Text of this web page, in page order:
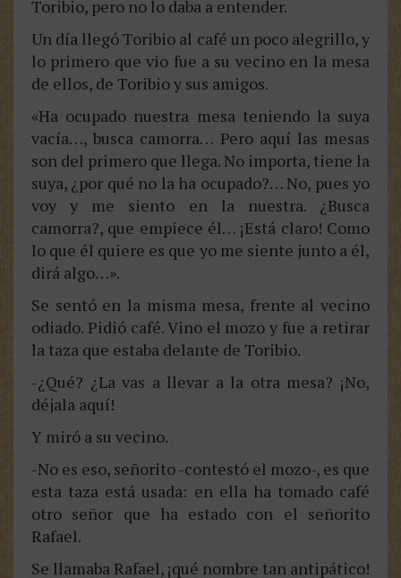
Toribio, pero no lo daba a entender.
Un día llegó Toribio al café un poco alegrillo, y
lo primero que vio fue a su vecino en la mesa
de ellos, de Toribio y sus amigos.
«Ha ocupado nuestra mesa teniendo la suya
vacía…, busca camorra… Pero aquí las mesas
son del primero que llega. No importa, tiene la
suya, ¿por qué no la ha ocupado?… No, pues yo
voy y me siento en la nuestra. ¿Busca
camorra?, que empiece él… ¡Está claro! Como
lo que él quiere es que yo me siente junto a él,
dirá algo…».
Se sentó en la misma mesa, frente al vecino
odiado. Pidió café. Vino el mozo y fue a retirar
la taza que estaba delante de Toribio.
-¿Qué? ¿La vas a llevar a la otra mesa? ¡No,
déjala aquí!
Y miró a su vecino.
-No es eso, señorito -contestó el mozo-, es que
esta taza está usada: en ella ha tomado café
otro señor que ha estado con el señorito
Rafael.
Se llamaba Rafael, ¡qué nombre tan antipático!